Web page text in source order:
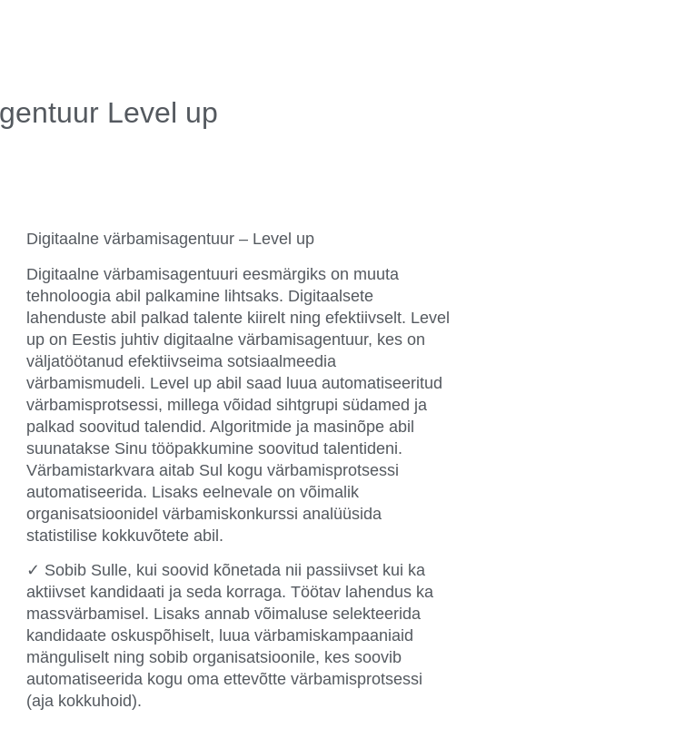
Level up
Digitaalne värbamisagentuur – Level up
Digitaalne värbamisagentuuri eesmärgiks on muuta
tehnoloogia abil palkamine lihtsaks. Digitaalsete
lahenduste abil palkad talente kiirelt ning efektiivselt. Level
up on Eestis juhtiv digitaalne värbamisagentuur, kes on
väljatöötanud efektiivseima sotsiaalmeedia
värbamismudeli. Level up abil saad luua automatiseeritud
värbamisprotsessi, millega võidad sihtgrupi südamed ja
palkad soovitud talendid. Algoritmide ja masinõpe abil
suunatakse Sinu tööpakkumine soovitud talentideni.
Värbamistarkvara aitab Sul kogu värbamisprotsessi
automatiseerida. Lisaks eelnevale on võimalik
organisatsioonidel värbamiskonkurssi analüüsida
statistilise kokkuvõtete abil.
✓ Sobib Sulle, kui soovid kõnetada nii passiivset kui ka
aktiivset kandidaati ja seda korraga. Töötav lahendus ka
massvärbamisel. Lisaks annab võimaluse selekteerida
kandidaate oskuspõhiselt, luua värbamiskampaaniaid
mänguliselt ning sobib organisatsioonile, kes soovib
automatiseerida kogu oma ettevõtte värbamisprotsessi
(aja kokkuhoid).